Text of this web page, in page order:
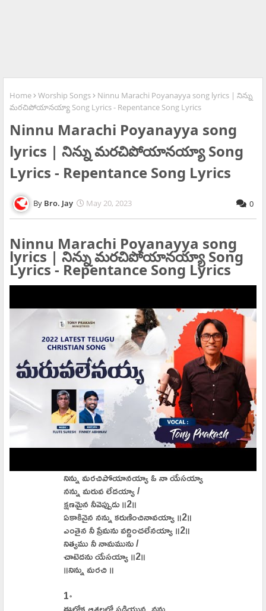
Home Worship Songs
Ninnu Marachi Poyanayya song lyrics | నిన్ను
మరచిపోయానయ్యా Song Lyrics - Repentance Song Lyrics
Ninnu Marachi Poyanayya song
lyrics | నిన్ను మరచిపోయానయ్యా Song
Lyrics - Repentance Song Lyrics
Bro. Jay May 20, 2023 0
Ninnu Marachi Poyanayya song
lyrics | నిన్ను మరచిపోయానయ్యా Song
Lyrics - Repentance Song Lyrics
నిన్ను మరచిపోయానయ్యా ఓ నా యేసయ్యా
నన్ను మరువ లేదయ్యా /
క్షణమైన నీవెప్పుడు ॥2॥
ఏకాకినైన నన్ను కరుణించినావయ్యా ॥2॥
ఎంతైన నీ ప్రేమను వర్ణించలేనయ్యా ॥2॥
నిత్యము నీ నామమును /
చాటెదను యేసయ్యా ॥2॥
॥నిన్ను మరచి ॥
1॰